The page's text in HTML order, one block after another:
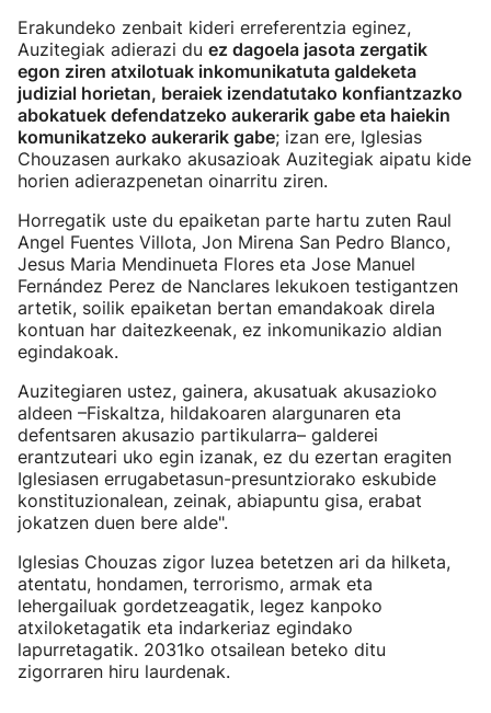
Erakundeko zenbait kideri erreferentzia eginez,
Auzitegiak adierazi du ez dagoela jasota zergatik
egon ziren atxilotuak inkomunikatuta galdeketa
judizial horietan, beraiek izendatutako konfiantzazko
abokatuek defendatzeko aukerarik gabe eta haiekin
komunikatzeko aukerarik gabe; izan ere, Iglesias
Chouzasen aurkako akusazioak Auzitegiak aipatu kide
horien adierazpenetan oinarritu ziren.
Horregatik uste du epaiketan parte hartu zuten Raul
Angel Fuentes Villota, Jon Mirena San Pedro Blanco,
Jesus Maria Mendinueta Flores eta Jose Manuel
Fernández Perez de Nanclares lekukoen testigantzen
artetik, soilik epaiketan bertan emandakoak direla
kontuan har daitezkeenak, ez inkomunikazio aldian
egindakoak.
Auzitegiaren ustez, gainera, akusatuak akusazioko
aldeen –Fiskaltza, hildakoaren alargunaren eta
defentsaren akusazio partikularra– galderei
erantzuteari uko egin izanak, ez du ezertan eragiten
Iglesiasen errugabetasun-presuntziorako eskubide
konstituzionalean, zeinak, abiapuntu gisa, erabat
jokatzen duen bere alde".
Iglesias Chouzas zigor luzea betetzen ari da hilketa,
atentatu, hondamen, terrorismo, armak eta
lehergailuak gordetzeagatik, legez kanpoko
atxiloketagatik eta indarkeriaz egindako
lapurretagatik. 2031ko otsailean beteko ditu
zigorraren hiru laurdenak.